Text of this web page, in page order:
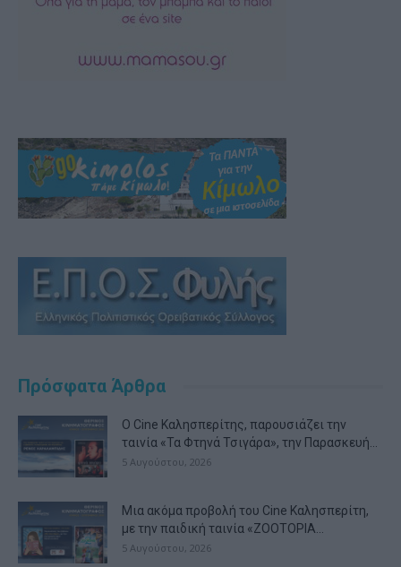
Πρόσφατα Άρθρα
Ο Cine Καλησπερίτης, παρουσιάζει την
ταινία «Τα Φτηνά Τσιγάρα», την Παρασκευή...
5 Αυγούστου, 2026
Μια ακόμα προβολή του Cine Καλησπερίτη,
με την παιδική ταινία «ZOOTOPIA...
5 Αυγούστου, 2026